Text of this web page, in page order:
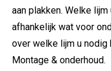
aan plakken. Welke
afhankelijk wat voor
over welke lijm u
Montage & onderhoud.